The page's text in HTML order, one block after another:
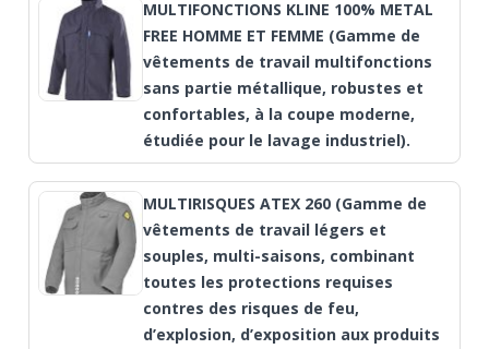
MULTIFONCTIONS KLINE 100% METAL
FREE HOMME ET FEMME (Gamme de
vêtements de travail multifonctions
sans partie métallique, robustes et
confortables, à la coupe moderne,
étudiée pour le lavage industriel).
MULTIRISQUES ATEX 260 (Gamme de
vêtements de travail légers et
souples, multi-saisons, combinant
toutes les protections requises
contres des risques de feu,
d’explosion, d’exposition aux produits